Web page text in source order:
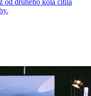
od druhého kola cítila